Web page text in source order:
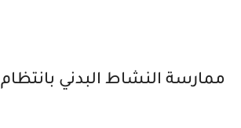
ممارسة النشاط البدني بانتظام